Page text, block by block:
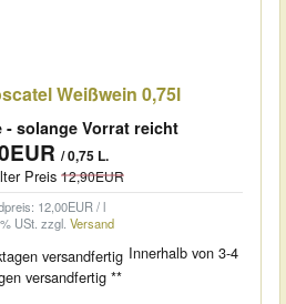
Weißwein 0,75l
- solange Vorrat reicht
/ 0,75 L.
Preis 12,90EUR
12,00EUR / l
USt. zzgl. Versand
Innerhalb von 3-4
versandfertig **